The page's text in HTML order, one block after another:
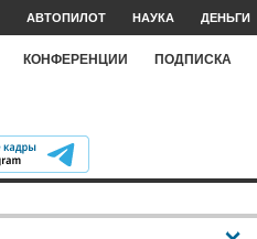
АВТОПИЛОТ НАУКА ДЕНЬГИ
КОНФЕРЕНЦИИ ПОДПИСКА